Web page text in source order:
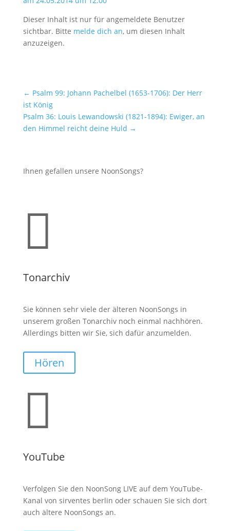
Dieser Inhalt ist nur für angemeldete Benutzer
sichtbar. Bitte melde dich an, um diesen Inhalt
anzuzeigen.
← Psalm 99: Johann Pachelbel (1653-1706): Der Herr
ist König
Psalm 36: Louis Lewandowski (1821-1894): Ewiger, an
den Himmel reicht deine Huld →
Ihnen gefallen unsere NoonSongs?

Tonarchiv
Sie können sehr viele der älteren NoonSongs in
unserem großen Tonarchiv noch einmal nachhören.
Allerdings bitten wir Sie, sich dafür anzumelden.
Hören

YouTube
Verfolgen Sie den NoonSong LIVE auf dem YouTube-
Kanal von sirventes berlin oder schauen Sie sich dort
auch ältere NoonSongs an.